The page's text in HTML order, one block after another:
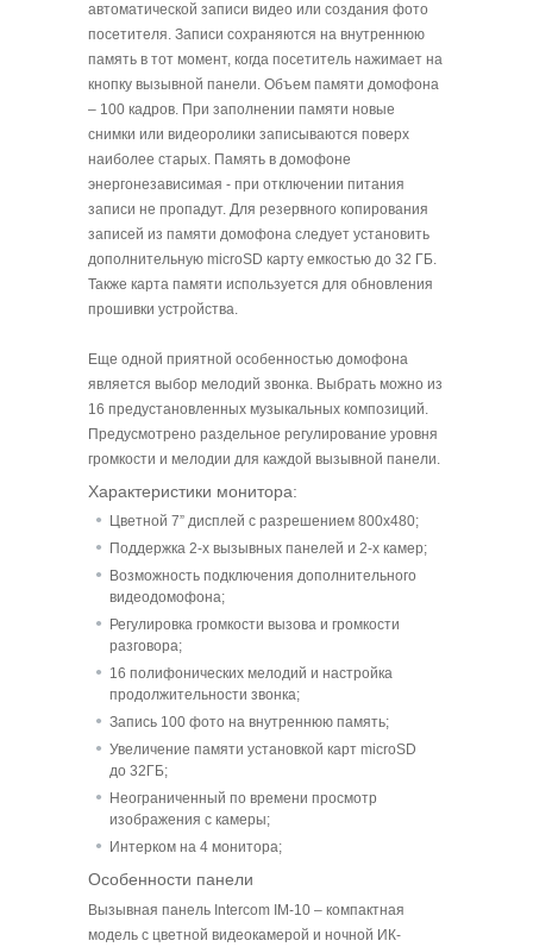
автоматической записи видео или создания фото
посетителя. Записи сохраняются на внутреннюю
память в тот момент, когда посетитель нажимает на
кнопку вызывной панели. Объем памяти домофона
– 100 кадров. При заполнении памяти новые
снимки или видеоролики записываются поверх
наиболее старых. Память в домофоне
энергонезависимая - при отключении питания
записи не пропадут. Для резервного копирования
записей из памяти домофона следует установить
дополнительную microSD карту емкостью до 32 ГБ.
Также карта памяти используется для обновления
прошивки устройства.
Еще одной приятной особенностью домофона
является выбор мелодий звонка. Выбрать можно из
16 предустановленных музыкальных композиций.
Предусмотрено раздельное регулирование уровня
громкости и мелодии для каждой вызывной панели.
Характеристики монитора:
Цветной 7” дисплей с разрешением 800х480;
Поддержка 2-х вызывных панелей и 2-х камер;
Возможность подключения дополнительного
видеодомофона;
Регулировка громкости вызова и громкости
разговора;
16 полифонических мелодий и настройка
продолжительности звонка;
Запись 100 фото на внутреннюю память;
Увеличение памяти установкой карт microSD
до 32ГБ;
Неограниченный по времени просмотр
изображения с камеры;
Интерком на 4 монитора;
Особенности панели
Вызывная панель Intercom IM-10 – компактная
модель с цветной видеокамерой и ночной ИК-